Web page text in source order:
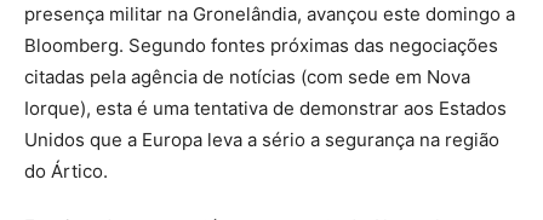
presença militar na Gronelândia, avançou este domingo a
Bloomberg. Segundo fontes próximas das negociações
citadas pela agência de notícias (com sede em Nova
Iorque), esta é uma tentativa de demonstrar aos Estados
Unidos que a Europa leva a sério a segurança na região
do Ártico.